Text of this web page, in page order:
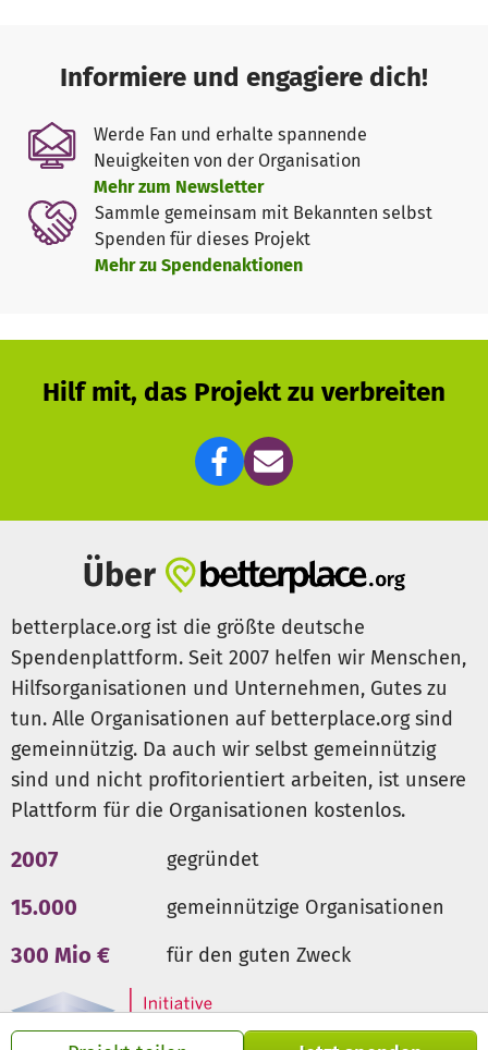
Schweren Herzens mussten wir ein paar Komponenten
des geplanten Gesamtkunstwerks aus Kostengründen
ausklammern. Dies betrifft Ruhe- und entspannte
Arbeitsmöglichkeiten sowie Lichtelemente. Am liebsten
würden wir uns und den Freeters aber ermöglichen doch
das gesamte Kunstwerk zu realisieren. Dafür bräuchten
wir zusätzliche Mittel und bitten um Spenden, von euch,
euren Familien und sehr gerne von euren Kontakten, die
sich eine Unterstützung unserer Schule und damit auch
Informiere und engagiere dich!
Werde Fan und erhalte spannende
Neuigkeiten von der Organisation
Mehr zum Newsletter
Sammle gemeinsam mit Bekannten selbst
Spenden für dieses Projekt
Mehr zu Spendenaktionen
Hilf mit, das Projekt zu verbreiten
Über
betterplace.org ist die größte deutsche
Spendenplattform. Seit 2007 helfen wir Menschen,
Hilfsorganisationen und Unternehmen, Gutes zu
tun. Alle Organisationen auf betterplace.org sind
gemeinnützig. Da auch wir selbst gemeinnützig
sind und nicht profitorientiert arbeiten, ist unsere
Plattform für die Organisationen kostenlos.
2007 gegründet
15.000 gemeinnützige Organisationen
300 Mio € für den guten Zweck